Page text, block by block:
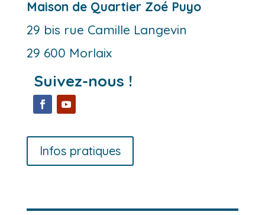
Maison de Quartier Zoé Puyo
29 bis rue Camille Langevin
29 600 Morlaix
Suivez-nous !
Infos pratiques